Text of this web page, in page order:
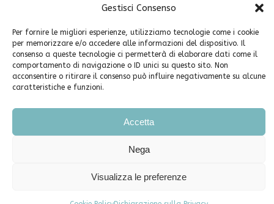
Gestisci Consenso
Per fornire le migliori esperienze, utilizziamo tecnologie come i cookie
per memorizzare e/o accedere alle informazioni del dispositivo. Il
consenso a queste tecnologie ci permetterà di elaborare dati come il
comportamento di navigazione o ID unici su questo sito. Non
acconsentire o ritirare il consenso può influire negativamente su alcune
caratteristiche e funzioni.
Accetta
Nega
Visualizza le preferenze
La Fondazione CR San Miniato è associata a
Copyright ©2026. Fondazione Cassa di Risparmio di San Miniato -
Telefono e Fax 0571-546790 PEC info@pec.fondazionecrsm.it
Eventi e segnalazioni
Cookie Policy (UE)